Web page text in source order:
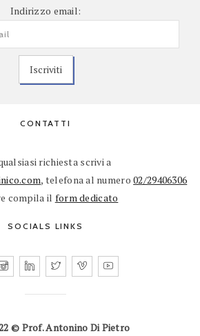
Indirizzo email:
CONTATTI
richiesta scrivi a
, telefona al numero02/29406306
compila il form dedicato
SOCIALS LINKS
© Prof. Antonino Di Pietro